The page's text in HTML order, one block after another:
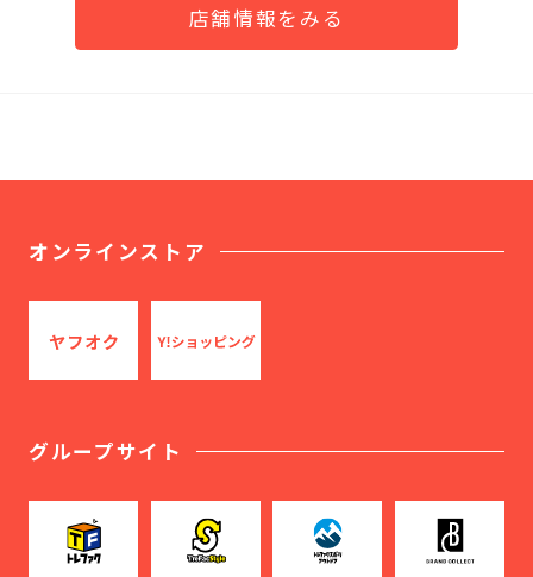
店舗情報をみる
オンラインストア
グループサイト